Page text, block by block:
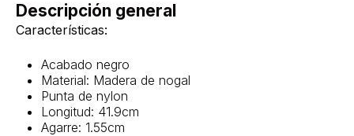
Descripción general
Características:
Acabado negro
Material: Madera de nogal
Punta de nylon
Longitud: 41.9cm
Agarre: 1.55cm